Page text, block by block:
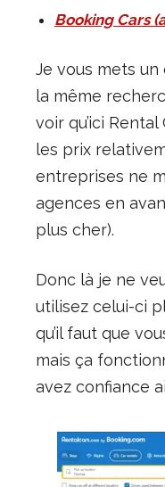
Booking Cars
Je vous mets
la même
voir qu’ici
les prix
entreprises ne
agences en
plus cher).
Donc là je ne
utilisez celui-ci
qu’il faut que
mais ça
avez confiance